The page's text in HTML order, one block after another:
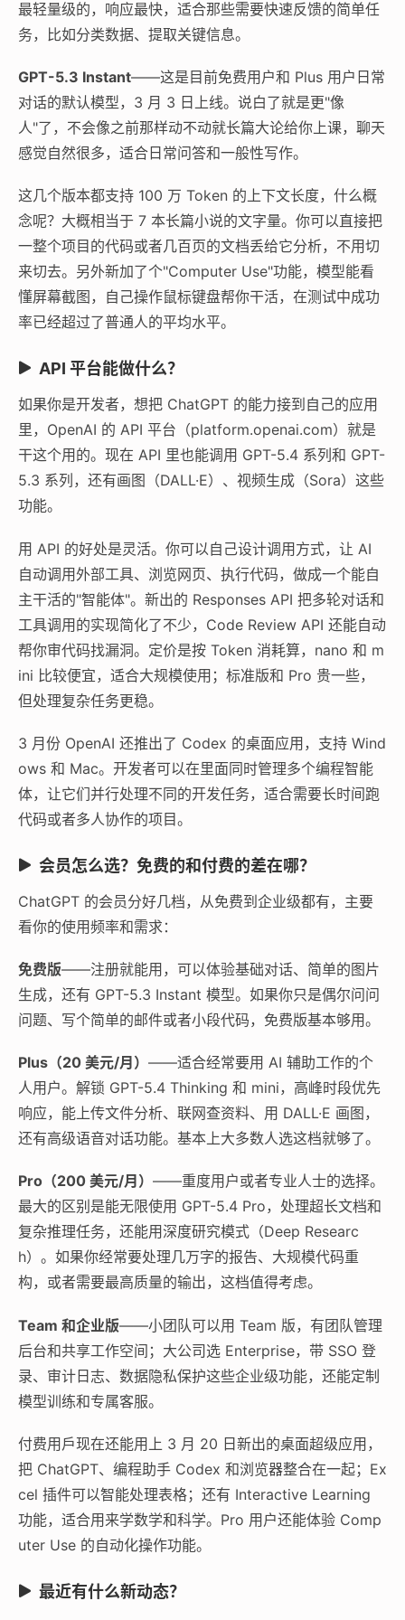
最轻量级的，响应最快，适合那些需要快速反馈的简单任
务，比如分类数据、提取关键信息。
GPT-5.3 Instant——这是目前免费用户和 Plus 用户日常
对话的默认模型，3 月 3 日上线。说白了就是更"像
人"了，不会像之前那样动不动就长篇大论给你上课，聊天
感觉自然很多，适合日常问答和一般性写作。
这几个版本都支持 100 万 Token 的上下文长度，什么概
念呢？大概相当于 7 本长篇小说的文字量。你可以直接把
一整个项目的代码或者几百页的文档丢给它分析，不用切
来切去。另外新加了个"Computer Use"功能，模型能看
懂屏幕截图，自己操作鼠标键盘帮你干活，在测试中成功
率已经超过了普通人的平均水平。
API 平台能做什么？
如果你是开发者，想把 ChatGPT 的能力接到自己的应用
里，OpenAI 的 API 平台（platform.openai.com）就是
干这个用的。现在 API 里也能调用 GPT-5.4 系列和 GPT-
5.3 系列，还有画图（DALL·E）、视频生成（Sora）这些
功能。
用 API 的好处是灵活。你可以自己设计调用方式，让 AI
自动调用外部工具、浏览网页、执行代码，做成一个能自
主干活的"智能体"。新出的 Responses API 把多轮对话和
工具调用的实现简化了不少，Code Review API 还能自动
帮你审代码找漏洞。定价是按 Token 消耗算，nano 和 m
ini 比较便宜，适合大规模使用；标准版和 Pro 贵一些，
但处理复杂任务更稳。
3 月份 OpenAI 还推出了 Codex 的桌面应用，支持 Wind
ows 和 Mac。开发者可以在里面同时管理多个编程智能
体，让它们并行处理不同的开发任务，适合需要长时间跑
代码或者多人协作的项目。
会员怎么选？免费的和付费的差在哪？
ChatGPT 的会员分好几档，从免费到企业级都有，主要
看你的使用频率和需求：
免费版——注册就能用，可以体验基础对话、简单的图片
生成，还有 GPT-5.3 Instant 模型。如果你只是偶尔问问
问题、写个简单的邮件或者小段代码，免费版基本够用。
Plus（20 美元/月） ——适合经常要用 AI 辅助工作的个
人用户。解锁 GPT-5.4 Thinking 和 mini，高峰时段优先
响应，能上传文件分析、联网查资料、用 DALL·E 画图，
还有高级语音对话功能。基本上大多数人选这档就够了。
Pro（200 美元/月） ——重度用户或者专业人士的选择。
最大的区别是能无限使用 GPT-5.4 Pro，处理超长文档和
复杂推理任务，还能用深度研究模式（Deep Researc
h）。如果你经常要处理几万字的报告、大规模代码重
构，或者需要最高质量的输出，这档值得考虑。
Team 和企业版——小团队可以用 Team 版，有团队管理
后台和共享工作空间；大公司选 Enterprise，带 SSO 登
录、审计日志、数据隐私保护这些企业级功能，还能定制
模型训练和专属客服。
付费用戶现在还能用上 3 月 20 日新出的桌面超级应用，
把 ChatGPT、编程助手 Codex 和浏览器整合在一起；Ex
cel 插件可以智能处理表格；还有 Interactive Learning
功能，适合用来学数学和科学。Pro 用户还能体验 Comp
uter Use 的自动化操作功能。
最近有什么新动态？